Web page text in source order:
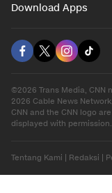
Download Apps
©2026 Trans Media, CNN
2026 Cable News
CNN and the CNN logo
displayed with permission.
Tentang Kami | Redaksi |